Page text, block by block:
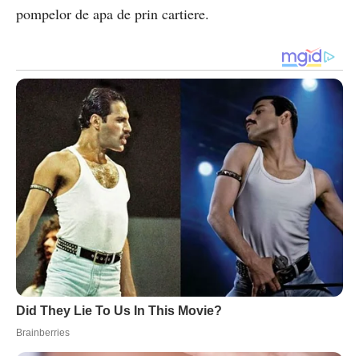
pompelor de apa de prin cartiere.